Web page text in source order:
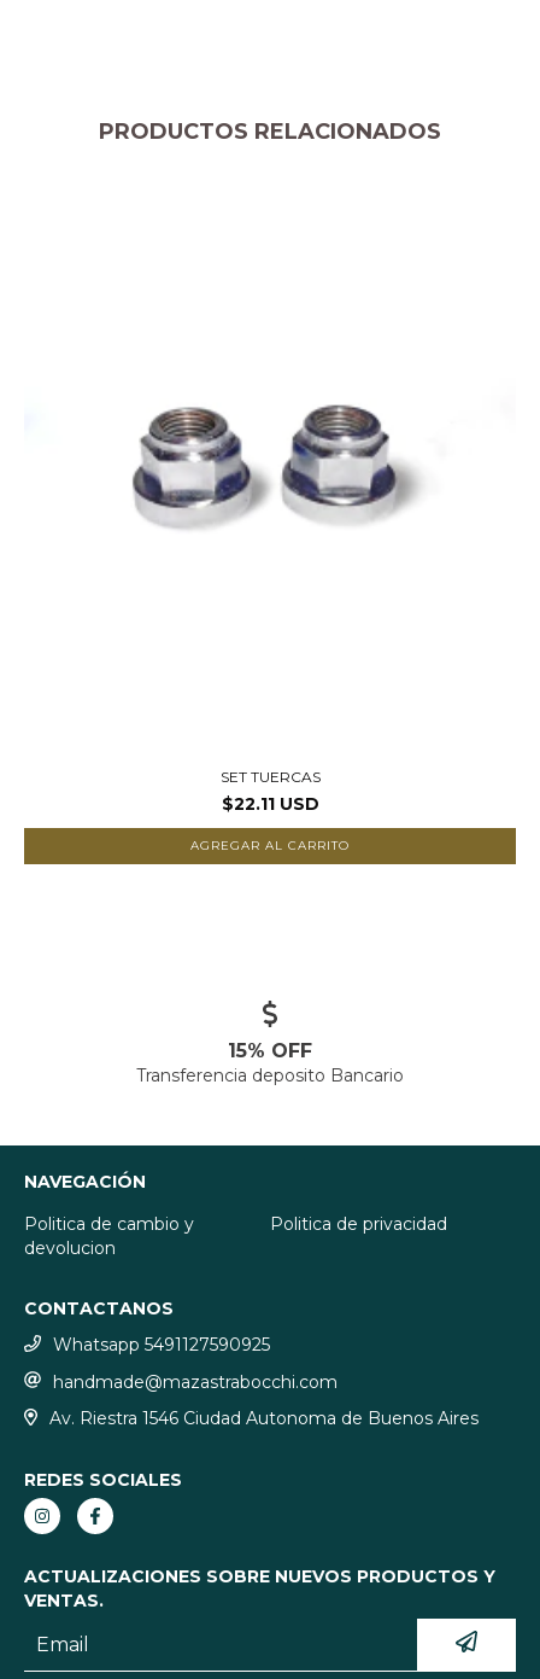
PRODUCTOS RELACIONADOS
SET TUERCAS
$22.11 USD
AGREGAR AL CARRITO
15% OFF
Transferencia deposito Bancario
NAVEGACIÓN
Politica de cambio y
devolucion
Politica de privacidad
CONTACTANOS
Whatsapp 5491127590925
handmade@mazastrabocchi.com
Av. Riestra 1546 Ciudad Autonoma de Buenos Aires
REDES SOCIALES
ACTUALIZACIONES SOBRE NUEVOS PRODUCTOS Y
VENTAS.